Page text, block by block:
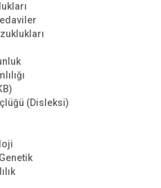
Sonuçları Sonrası
Stratejileri | ÜLKE TV |
Psikolojik Danışman
Akoğlan
Temmuz 2026
(Disleksi)